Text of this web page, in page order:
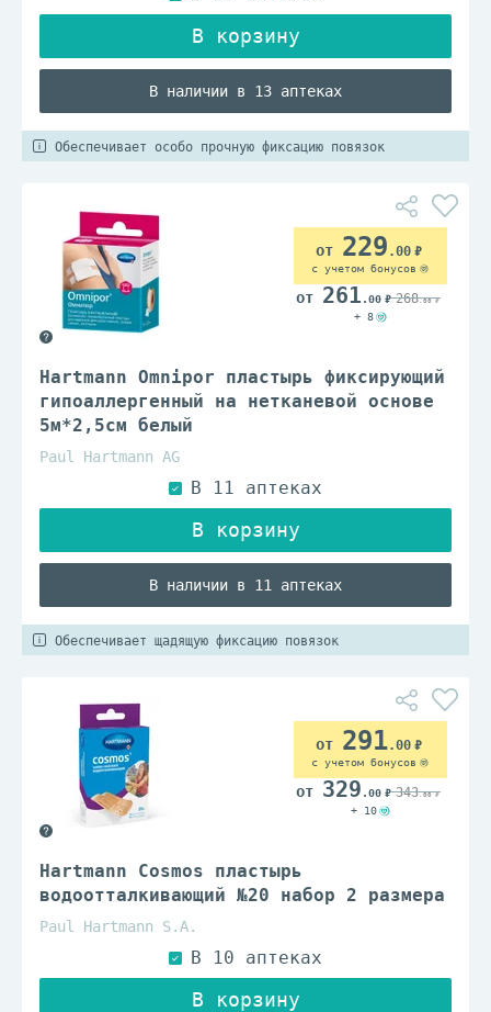
В наличии в 13 аптеках
Обеспечивает особо прочную фиксацию повязок
Hartmann Omnipor пластырь фиксирующий
гипоаллергенный на нетканевой основе
5м*2,5см белый
Paul Hartmann AG
В наличии в 11 аптеках
229 .00
с учетом бонусов
261 .00 268.00
+ 8
Обеспечивает щадящую фиксацию повязок
Hartmann Cosmos пластырь
водоотталкивающий №20 набор 2 размера
Paul Hartmann S.A.
291.00
с учетом бонусов
329 .00 343.00
+ 10